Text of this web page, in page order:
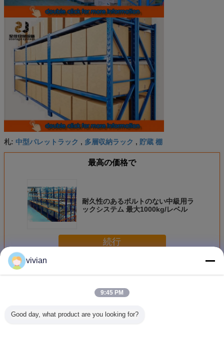
札: 中型パレットラック , 多層収納ラック , 貯蔵 棚
最高の価格で
耐久性のあるボルトのない中級用ラ
ックシステム 最大1000kg/レベル
続行
多く中程度のストレージラック
vivian
9:45 PM
Good day, what product are you looking for?